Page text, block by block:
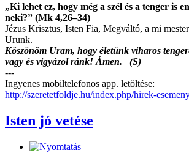
„Ki lehet ez, hogy még a szél és a tenger is
neki?” (Mk 4,26–34)
Jézus Krisztus, Isten Fia, Megváltó, a mi
Urunk.
Köszönöm Uram, hogy életünk viharos
vagy és vigyázol ránk! Ámen. (S)
---
Ingyenes mobiltelefonos app. letöltése:
http://szeretetfoldje.hu/index.php/hirek-
Isten jó vetése